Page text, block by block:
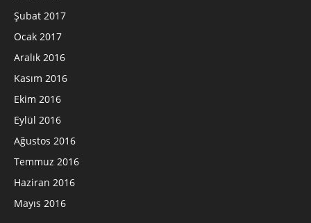
Şubat 2017
Ocak 2017
Aralık 2016
Kasım 2016
Ekim 2016
Eylül 2016
Ağustos 2016
Temmuz 2016
Haziran 2016
Mayıs 2016